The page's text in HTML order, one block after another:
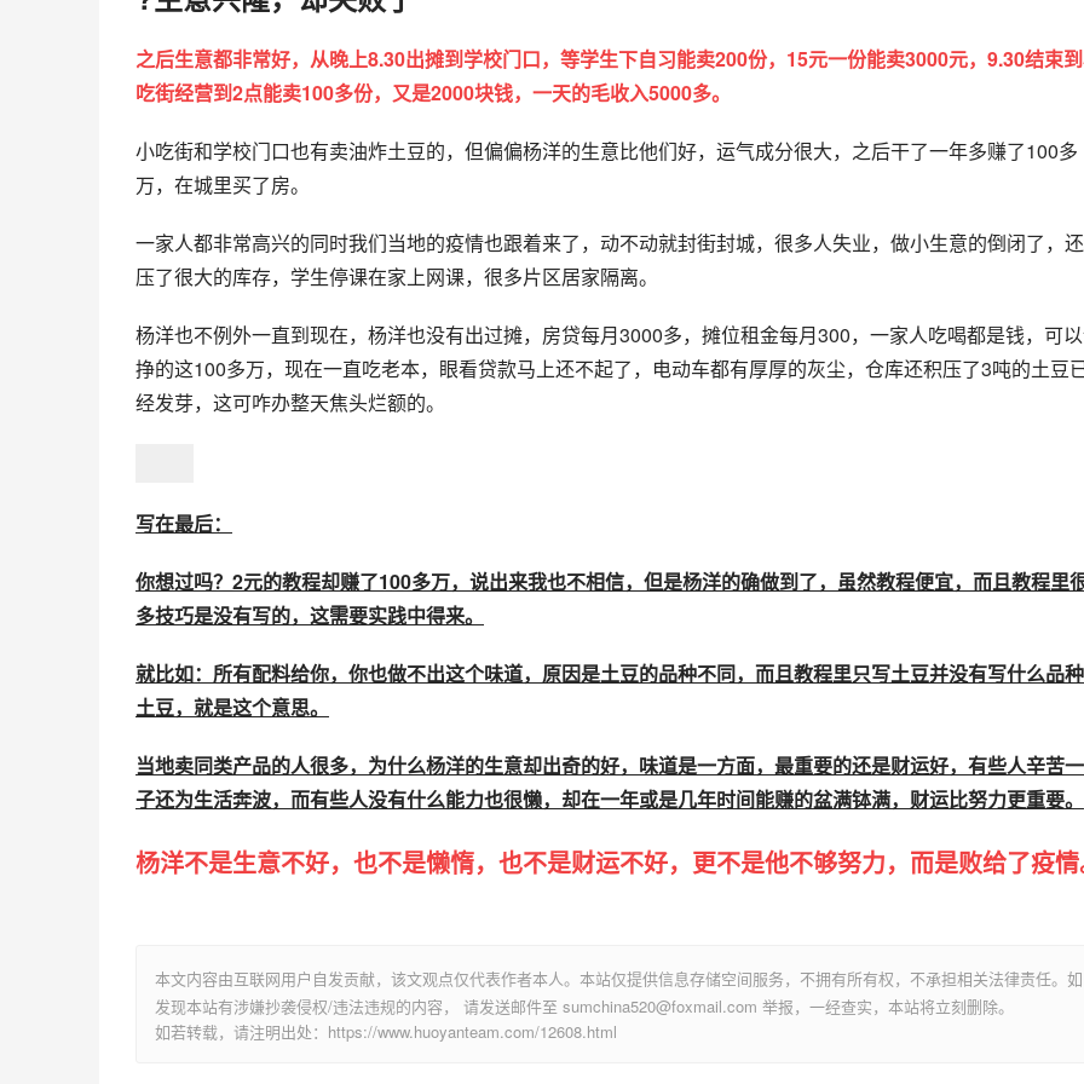
?学校门口卖土豆，销量更大
校门口卖，一所高中学生有上千人，人流可以，就是城管追，如果被追到会被罚款的。
为比较方便，不用现炸现卖，所以成交时间非常短。
到城管，直接骑上电动开走，城管基本不会追的。
之后生意都非常好，从晚上8.30出摊到学校门口，等学生下自习能卖200份，15元一份能卖3000元，9.30结束到
一家人都非常高兴的同时我们当地的疫情也跟着来了，动不动就封街封城，很多人失业，做小生意的倒闭了，还
压了很大的库存，学生停课在家上网课，很多片区居家隔离。